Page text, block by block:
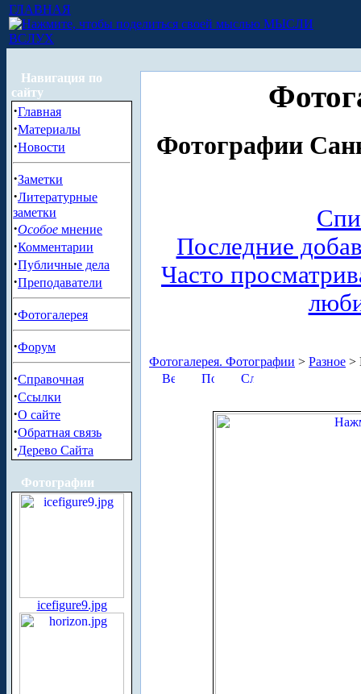
ГЛАВНАЯ
МЫСЛИ
ВСЛУХ
Навигация по
сайту
·Главная
·Материалы
·Новости
·Заметки
·Литературные
заметки
·Особое мнение
·Комментарии
·Публичные дела
·Преподаватели
·Фотогалерея
·Форум
·Справочная
·Ссылки
·О сайте
·Обратная связь
·Дерево Сайта
Фотографии
icefigure9.jpg
Фотографии
Последние
Часто
Фотогалерея. Фотографии > Разное >